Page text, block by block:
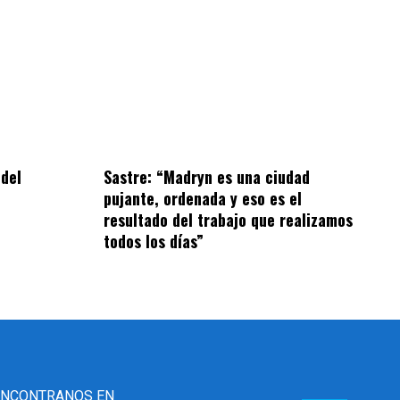
Sastre: “Madryn es una ciudad
pujante, ordenada y eso es el
resultado del trabajo que realizamos
todos los días”
EN